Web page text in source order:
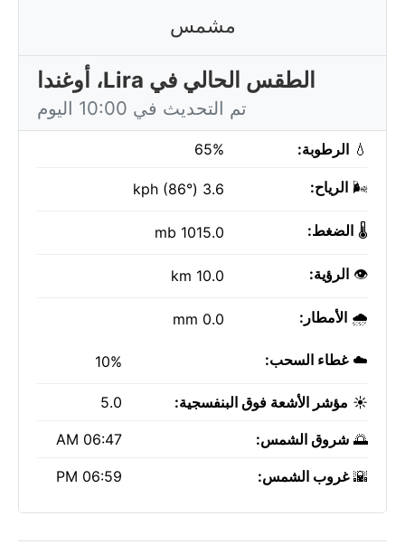
مشمس
الطقس الحالي في Lira، أوغندا
تم التحديث في 10:00 اليوم
💧 الرطوبة: 65%
🌬️ الرياح: 3.6 kph (86°)
🌡️ الضغط: 1015.0 mb
👁️ الرؤية: 10.0 km
🌧️ الأمطار: 0.0 mm
☁️غطاء السحب: 10%
☀️ مؤشر الأشعة فوق البنفسجية: 5.0
🌅 شروق الشمس: 06:47 AM
🌇غروب الشمس: 06:59 PM